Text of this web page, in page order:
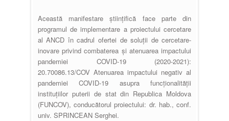
Această manifestare științifică face parte din
programul de implementare a proiectului cercetare
al ANCD în cadrul ofertei de soluții de cercetare-
inovare privind combaterea și atenuarea impactului
pandemiei COVID-19 (2020-2021):
20.70086.13/COV Atenuarea impactului negativ al
pandemiei COVID-19 asupra funcționalității
instituțiilor puterii de stat din Republica Moldova
(FUNCOV), conducătorul proiectului: dr. hab., conf.
univ. SPRINCEAN Serghei.